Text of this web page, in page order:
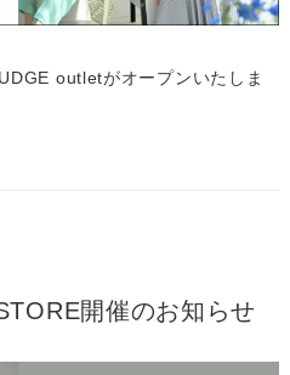
outletがオープンいたしま
開催のお知らせ